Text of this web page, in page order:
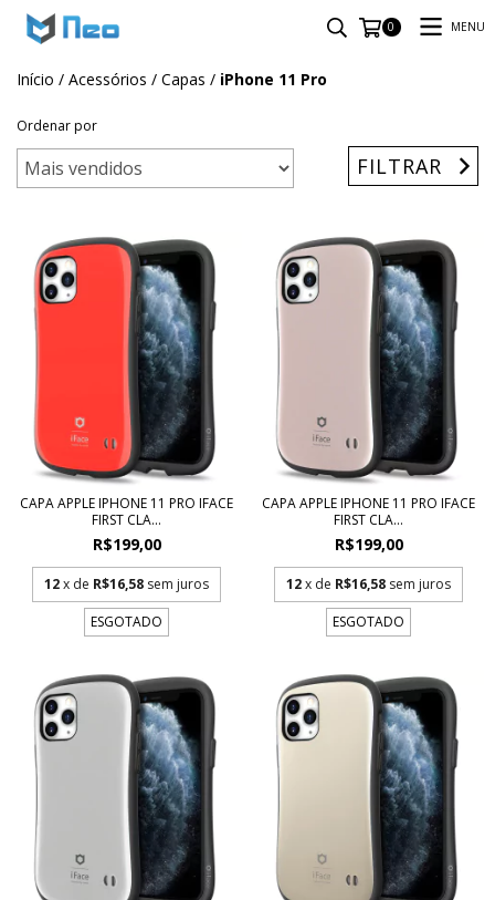
0 MENU
Início / Acessórios / Capas / iPhone 11 Pro
Ordenar por
FILTRAR
CAPA APPLE IPHONE 11 PRO IFACE
FIRST CLA...
R$199,00
12x de R$16,58 sem juros
ESGOTADO
CAPA APPLE IPHONE 11 PRO IFACE
FIRST CLA...
R$199,00
12x de R$16,58 sem juros
ESGOTADO